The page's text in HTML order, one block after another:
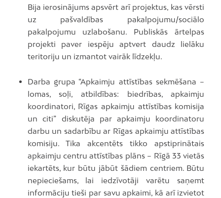
Bija ierosinājums apsvērt arī projektus, kas vērsti
uz pašvaldības pakalpojumu/sociālo
pakalpojumu uzlabošanu. Publiskās ārtelpas
projekti paver iespēju aptvert daudz lielāku
teritoriju un izmantot vairāk līdzekļu.
Darba grupa “Apkaimju attīstības sekmēšana –
lomas, soļi, atbildības: biedrības, apkaimju
koordinatori, Rīgas apkaimju attīstības komisija
un citi” diskutēja par apkaimju koordinatoru
darbu un sadarbību ar Rīgas apkaimju attīstības
komisiju. Tika akcentēts tikko apstiprinātais
apkaimju centru attīstības plāns – Rīgā 33 vietās
iekartēts, kur būtu jābūt šādiem centriem. Būtu
nepieciešams, lai iedzīvotāji varētu saņemt
informāciju tieši par savu apkaimi, kā arī izvietot